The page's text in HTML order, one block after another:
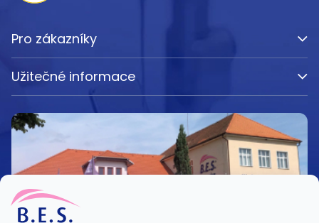
Pro zákazníky
Užitečné informace